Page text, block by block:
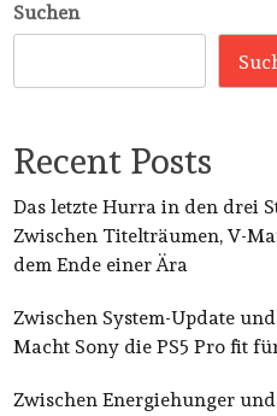
Suchen
Recent Posts
Das letzte Hurra in den drei
Zwischen Titelträumen, V-
dem Ende einer Ära
Zwischen System-Update
Macht Sony die PS5 Pro fit
Zwischen Energiehunger und